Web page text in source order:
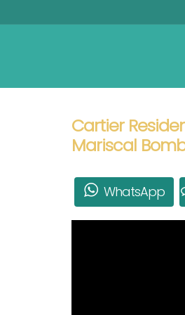
Cartier
Mariscal
WhatsApp